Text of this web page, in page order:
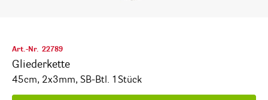
Art.-Nr. 22789
Gliederkette
45cm, 2x3mm, SB-Btl. 1Stück